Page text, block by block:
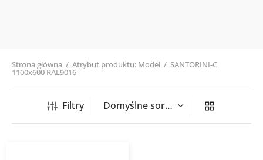
Strona główna / Atrybut produktu: Model / SANTORINI-C
1100x600 RAL9016
Filtry